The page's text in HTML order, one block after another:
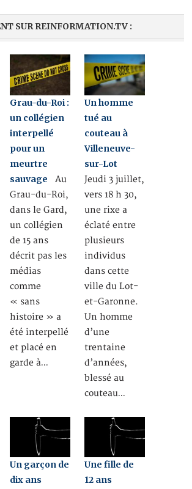
SUR REINFORMATION.TV :
Grau-du-Roi :
un collégien
interpellé
pour un
meurtre
sauvage Au
Grau-du-Roi,
dans le Gard,
un collégien
de 15 ans
décrit pas les
médias
comme
« sans
histoire » a
été interpellé
et placé en
garde à…
Un homme
tué au
couteau à
Villeneuve-
sur-Lot
Jeudi 3 juillet,
vers 18 h 30,
une rixe a
éclaté entre
plusieurs
individus
dans cette
ville du Lot-
et-Garonne.
Un homme
d’une
trentaine
d’années,
blessé au
couteau…
Un garçon de
dix ans
Une fille de
12 ans